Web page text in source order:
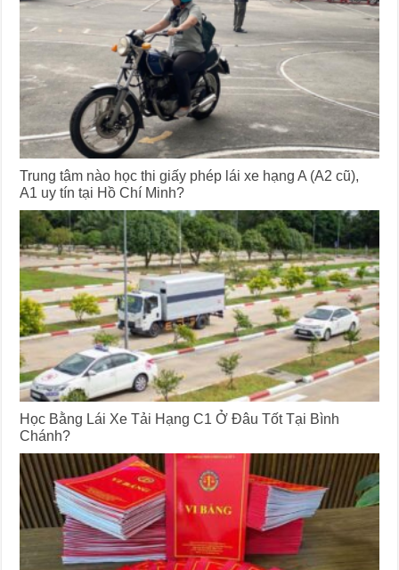
Trung tâm nào học thi giấy phép lái xe hạng A (A2 cũ),
A1 uy tín tại Hồ Chí Minh?
Học Bằng Lái Xe Tải Hạng C1 Ở Đâu Tốt Tại Bình
Chánh?